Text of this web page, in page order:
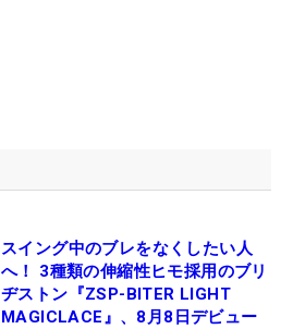
スイング中のブレをなくしたい人
へ！ 3種類の伸縮性ヒモ採用のブリ
ヂストン『ZSP-BITER LIGHT
MAGICLACE』、8月8日デビュー